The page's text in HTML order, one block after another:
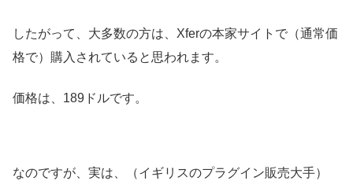
したがって、大多数の方は、Xferの本家サイトで（通常価
格で）購入されていると思われます。
価格は、189ドルです。
なのですが、実は、（イギリスのプラグイン販売大手）